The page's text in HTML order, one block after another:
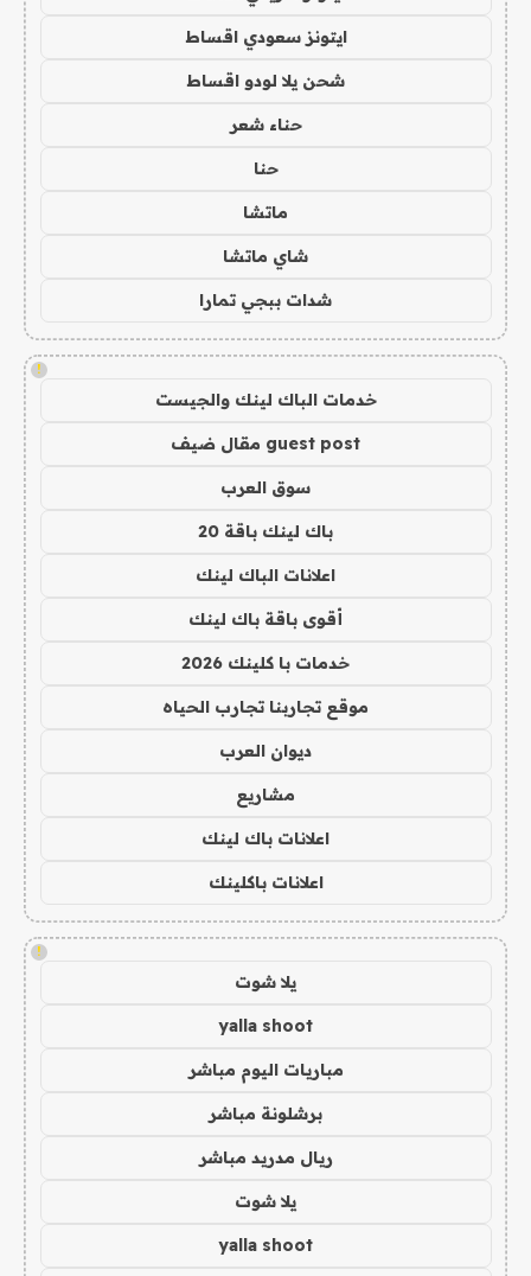
ايتونز سعودي اقساط
شحن يلا لودو اقساط
حناء شعر
حنا
ماتشا
شاي ماتشا
شدات ببجي تمارا
!
خدمات الباك لينك والجيست
guest post مقال ضيف
سوق العرب
باك لينك باقة 20
اعلانات الباك لينك
أقوى باقة باك لينك
خدمات با كلينك 2026
موقع تجاربنا تجارب الحياه
ديوان العرب
مشاريع
اعلانات باك لينك
اعلانات باكلينك
!
يلا شوت
yalla shoot
مباريات اليوم مباشر
برشلونة مباشر
ريال مدريد مباشر
يلا شوت
yalla shoot